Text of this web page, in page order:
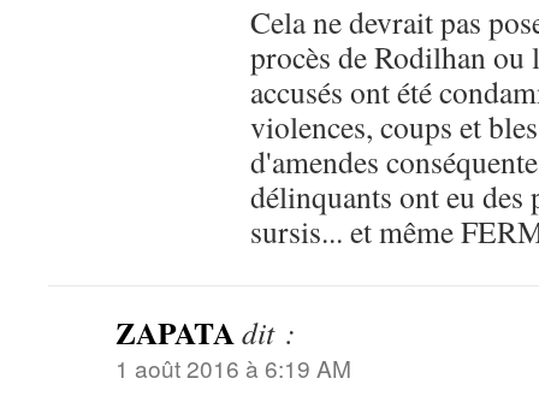
Cela ne devrait pas
procès de Rodilhan ou
accusés ont été
violences, coups et
d'amendes
délinquants ont eu des
sursis... et même
ZAPATAdit :
1 août 2016 à 6:19 AM